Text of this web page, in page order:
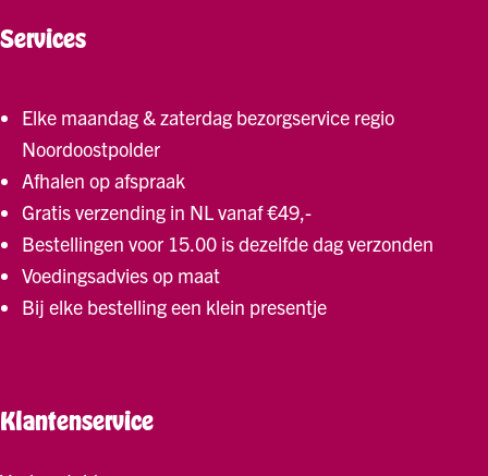
Services
Elke maandag & zaterdag bezorgservice regio
Noordoostpolder
Afhalen op afspraak
Gratis verzending in NL vanaf €49,-
Bestellingen voor 15.00 is dezelfde dag verzonden
Voedingsadvies op maat
Bij elke bestelling een klein presentje
Klantenservice